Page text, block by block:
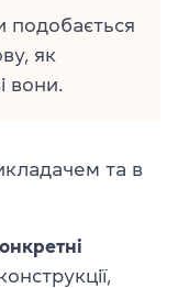
подобається
як
вони.
та в